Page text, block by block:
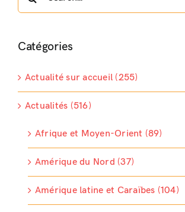
Catégories
Actualité sur accueil (255)
Actualités (516)
Afrique et Moyen-Orient (89)
Amérique du Nord (37)
Amérique latine et Caraïbes (104)